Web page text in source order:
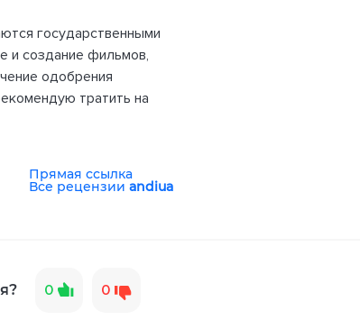
государственными
и создание фильмов,
одобрения
тратить на
Прямая ссылка
Все рецензииandiua
0 0